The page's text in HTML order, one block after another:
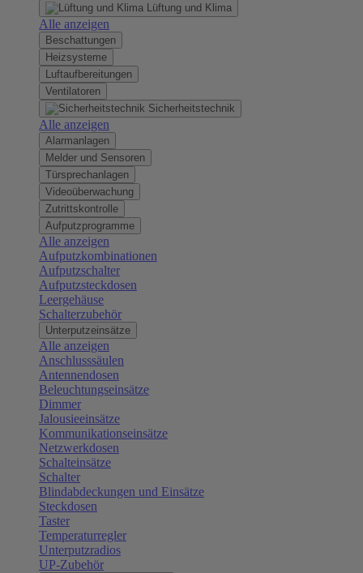
Lüftung und Klima
Alle anzeigen
Beschattungen
Heizsysteme
Luftaufbereitungen
Ventilatoren
Sicherheitstechnik
Alle anzeigen
Alarmanlagen
Melder und Sensoren
Türsprechanlagen
Videoüberwachung
Zutrittskontrolle
Aufputzprogramme
Alle anzeigen
Aufputzkombinationen
Aufputzschalter
Aufputzsteckdosen
Leergehäuse
Schalterzubehör
Unterputzeinsätze
Alle anzeigen
Anschlusssäulen
Antennendosen
Beleuchtungseinsätze
Dimmer
Jalousieeinsätze
Kommunikationseinsätze
Netzwerkdosen
Schalteinsätze
Schalter
Blindabdeckungen und Einsätze
Steckdosen
Taster
Temperaturregler
Unterputzradios
UP-Zubehör